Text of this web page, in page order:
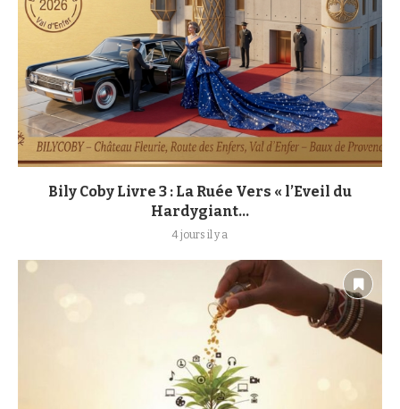
Bily Coby Livre 3 : La Ruée Vers « l’Eveil du
Hardygiant...
4 jours il y a